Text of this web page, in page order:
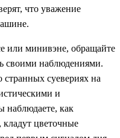
что уважение
или минивэне, обращайте
своими наблюдениями.
суевериях на
и
наблюдаете, как
цветочные